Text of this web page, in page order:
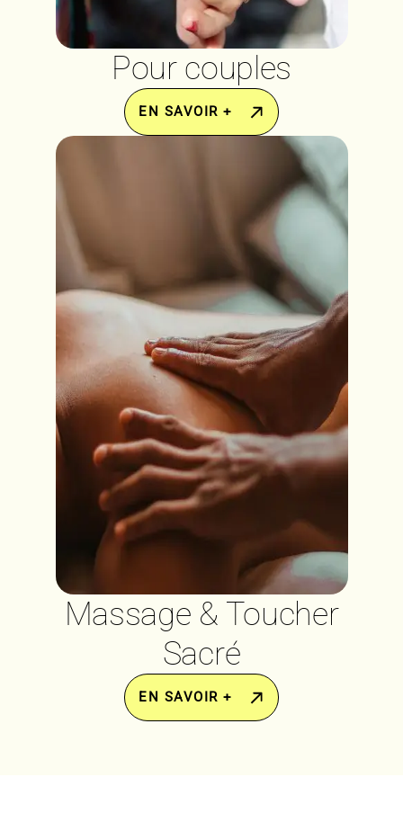
Pour couples
EN SAVOIR +
Massage & Toucher
Sacré
EN SAVOIR +